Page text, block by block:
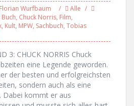
Florian Wurfbaum
Alle
Buch, Chuck Norris, Film,
, Kult, MPW, Sachbuch, Tobias
3: CHUCK NORRIS Chuck
eine Legende geworden.
der besten und erfolgreichsten
sondern auch als eine
Dabei kommt er aus